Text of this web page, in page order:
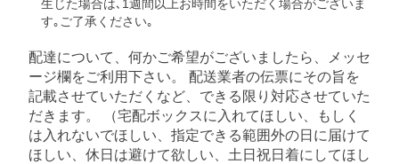
生じた場合は､1週間以上お時間をいただく場合がございま
す｡ご了承ください｡
配達について、何かご希望がございましたら、メッセ
ージ欄をご利用下さい。 配送業者の伝票にその旨を
記載させていただくなど、できる限り対応させていた
だきます。 （宅配ボックスに入れてほしい、もしく
は入れないでほしい、指定できる範囲外の日に届けて
ほしい、休日は避けて欲しい、土日祝日着にしてほし